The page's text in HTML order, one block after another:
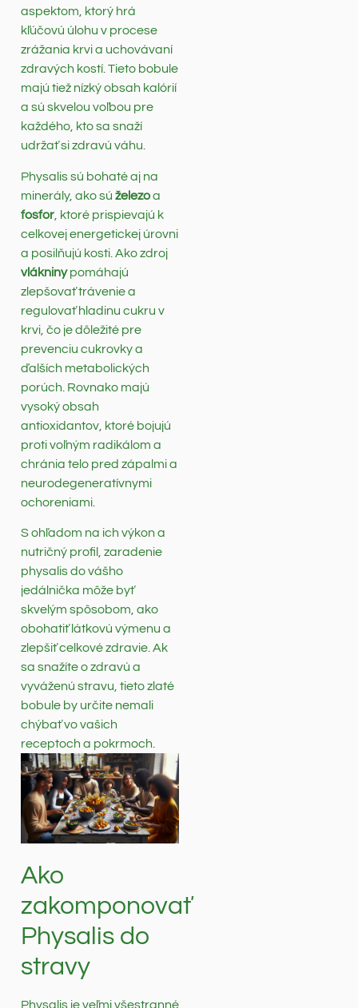
aspektom, ktorý hrá
kľúčovú úlohu v procese
zrážania krvi a uchovávaní
zdravých kostí. Tieto bobule
majú tiež nízký obsah kalórií
a sú skvelou voľbou pre
každého, kto sa snaží
udržať si zdravú váhu.
Physalis sú bohaté aj na
minerály, ako sú železoa
fosfor , ktoré prispievajú k
celkovej energetickej úrovni
a posilňujú kosti. Ako zdroj
vlákninypomáhajú
zlepšovať trávenie a
regulovať hladinu cukru v
krvi, čo je dôležité pre
prevenciu cukrovky a
ďalších metabolických
porúch. Rovnako majú
vysoký obsah
antioxidantov, ktoré bojujú
proti voľným radikálom a
chránia telo pred zápalmi a
neurodegeneratívnymi
ochoreniami.
S ohľadom na ich výkon a
nutričný profil, zaradenie
physalis do vášho
jedálnička môže byť
skvelým spôsobom, ako
obohatiť látkovú výmenu a
zlepšiť celkové zdravie. Ak
sa snažíte o zdravú a
vyváženú stravu, tieto zlaté
bobule by určite nemali
chýbať vo vašich
receptoch a pokrmoch.
Ako
zakomponovať
Physalis do
stravy
Physalis je veľmi všestranné